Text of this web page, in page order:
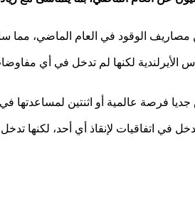
الأيرلندية لكنها لم تدخل في أي